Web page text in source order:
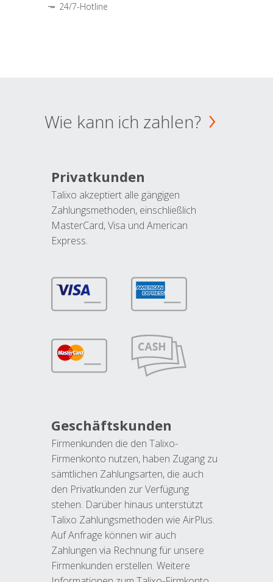
24/7-Hotline
Wie kann ich zahlen?
Privatkunden
Talixo akzeptiert alle gängigen
Zahlungsmethoden, einschließlich
MasterCard, Visa und American
Express.
Geschäftskunden
Firmenkunden die den Talixo-
Firmenkonto nutzen, haben Zugang zu
sämtlichen Zahlungsarten, die auch
den Privatkunden zur Verfügung
stehen. Darüber hinaus unterstützt
Talixo Zahlungsmethoden wie AirPlus.
Auf Anfrage können wir auch
Zahlungen via Rechnung für unsere
Firmenkunden erstellen. Weitere